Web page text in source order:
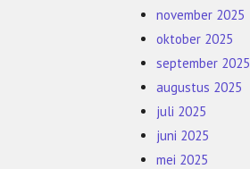
november 2025
oktober 2025
september 2025
augustus 2025
juli 2025
juni 2025
mei 2025